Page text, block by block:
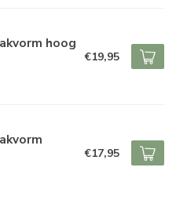
hoog
€19,95
€17,95